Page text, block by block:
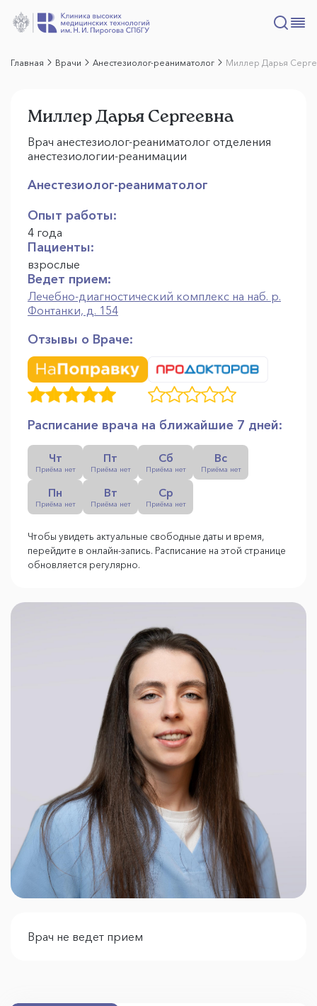
Главная Врачи Анестезиолог-реаниматолог Миллер Дарья
Миллер Дарья Сергеевна
Врач анестезиолог-реаниматолог отделения
анестезиологии-реанимации
Анестезиолог-реаниматолог
Опыт работы:
4 года
Пациенты:
взрослые
Ведет прием:
Лечебно-диагностический комплекс на наб. р.
Фонтанки, д. 154
Отзывы о Враче:
Расписание врача на ближайшие 7 дней:
Чт
Приёма нет
Пт
Приёма нет
Сб
Приёма нет
Вс
Приёма нет
Пн
Приёма нет
Вт
Приёма нет
Ср
Приёма нет
Чтобы увидеть актуальные свободные даты и время,
перейдите в онлайн-запись. Расписание на этой странице
обновляется регулярно.
Врач не ведет прием